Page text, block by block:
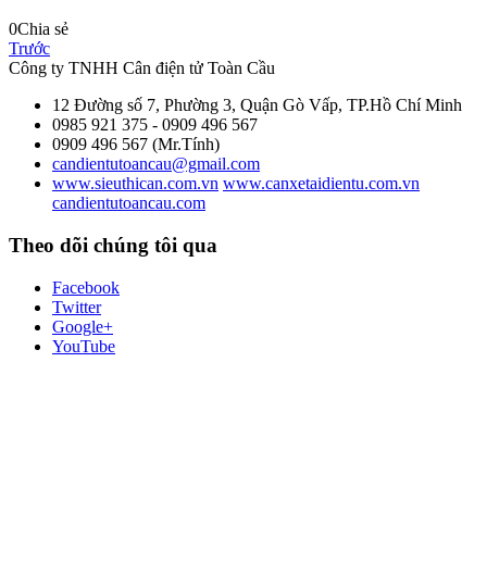
0Chia sẻ
Trước
Công ty TNHH Cân điện tử Toàn Cầu
12 Đường số 7, Phường 3, Quận Gò Vấp, TP.Hồ Chí Minh
0985 921 375 - 0909 496 567
0909 496 567 (Mr.Tính)
candientutoancau@gmail.com
www.sieuthican.com.vn www.canxetaidientu.com.vn
candientutoancau.com
Theo dõi chúng tôi qua
Facebook
Twitter
Google+
YouTube